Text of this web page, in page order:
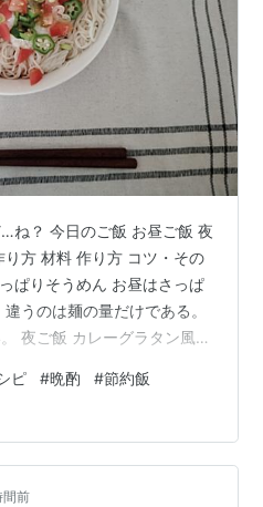
ね？ 今日のご飯 お昼ご飯 夜
方 材料 作り方 コツ・その
ぱりそうめん お昼はさっぱ
うのは麺の量だけである。
夜ご飯 カレーグラタン風
った。今日はハイボールの
ンを張れるレベルだ。友人
分通用すると思う。ただし
てるからね。 カレーグラタ
レー 鶏肉（もも・むねど
ピ #晩酌 #節約飯
間前